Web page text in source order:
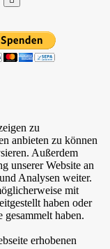
zu
anbieten zu können
Außerdem
unserer Website an
Analysen weiter.
mit
haben oder
haben.
erhobenen